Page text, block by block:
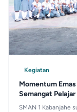
Kegiatan
Momentum
Semangat
SMAN 1 Kabanjahe